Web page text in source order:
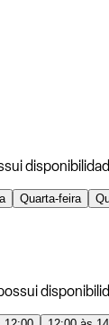
Quarta-feira